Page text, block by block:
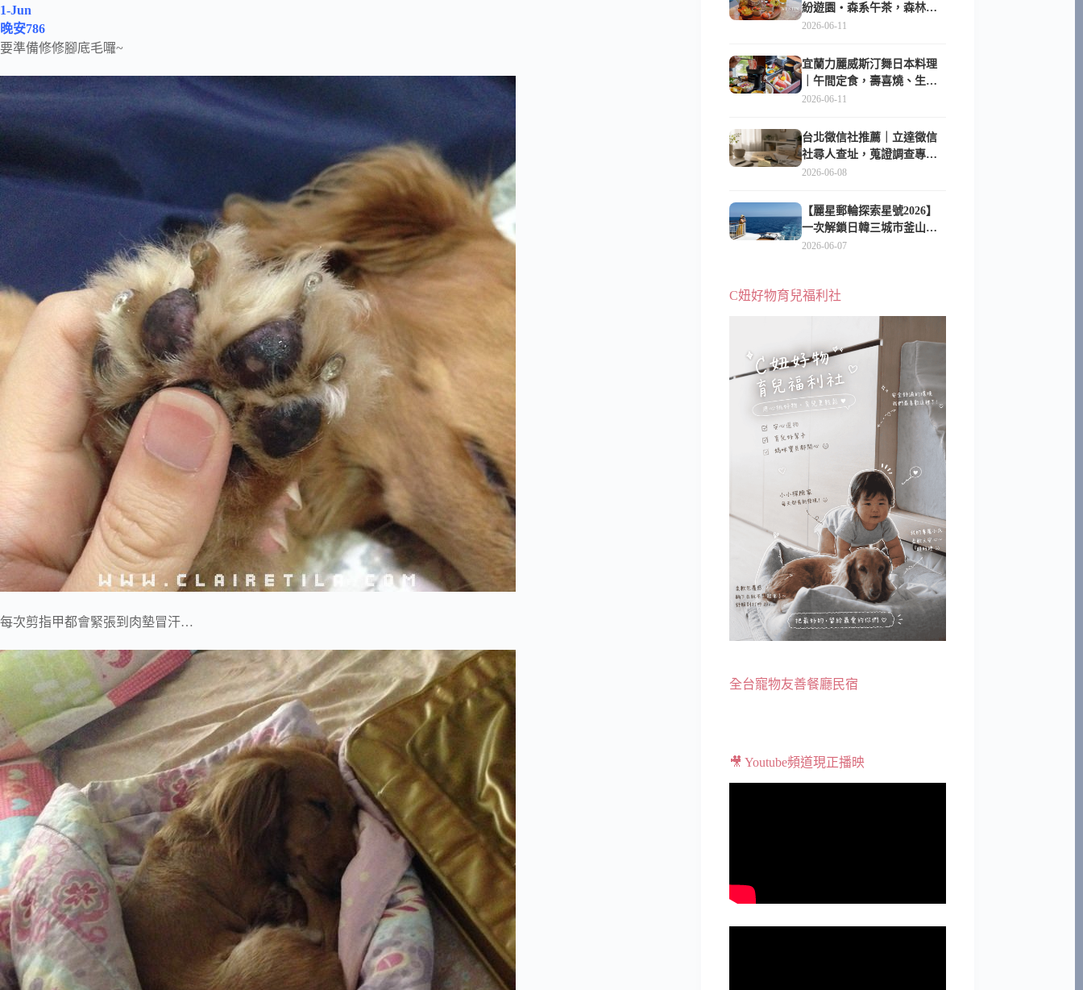
1-Jun
晚安786
要準備修修腳底毛囉~
每次剪指甲都會緊張到肉墊冒汗…
紛遊園・森系午茶，森林系
甜點超好拍
2026-06-11
宜蘭力麗威斯汀舞日本料理
｜午間定食，壽喜燒、生魚
片與日式包廂空間
2026-06-11
台北徵信社推薦｜立達徵信
社尋人查址，蒐證調查專家
陪你找回失聯的家人
2026-06-08
【麗星郵輪探索星號2026】
一次解鎖日韓三城市釜山、
長崎、那霸｜餐點升級、表
2026-06-07
C妞好物育兒福利社
全台寵物友善餐廳民宿
🎥 Youtube頻道現正播映